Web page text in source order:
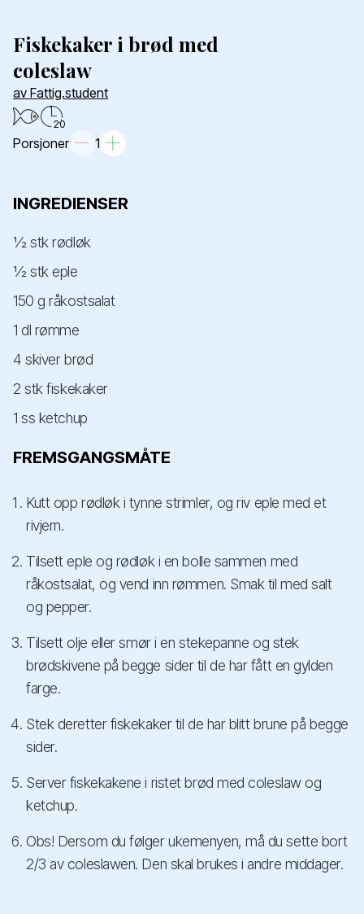
Fiskekaker i brød med
coleslaw
av Fattig.student
20
Porsjoner 1
INGREDIENSER
½ stk rødløk
½ stk eple
150 g råkostsalat
1 dl rømme
4 skiver brød
2 stk fiskekaker
1 ss ketchup
FREMSGANGSMÅTE
Kutt opp rødløk i tynne strimler, og riv eple med et
rivjern.
Tilsett eple og rødløk i en bolle sammen med
råkostsalat, og vend inn rømmen. Smak til med salt
og pepper.
Tilsett olje eller smør i en stekepanne og stek
brødskivene på begge sider til de har fått en gylden
farge.
Stek deretter fiskekaker til de har blitt brune på begge
sider.
Server fiskekakene i ristet brød med coleslaw og
ketchup.
Obs! Dersom du følger ukemenyen, må du sette bort
2/3 av coleslawen. Den skal brukes i andre middager.